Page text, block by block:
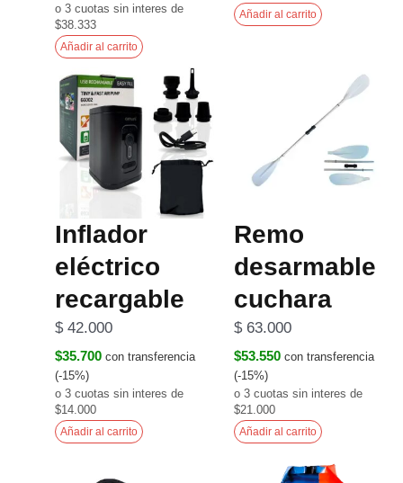
o 3 cuotas sin interes de
$38.333
Añadir al carrito
Añadir al carrito
Inflador
eléctrico
recargable
$42.000
$35.700 con transferencia
(-15%)
o 3 cuotas sin interes de
$14.000
Añadir al carrito
Remo
desarmable
cuchara
$63.000
$53.550 con transferencia
(-15%)
o 3 cuotas sin interes de
$21.000
Añadir al carrito